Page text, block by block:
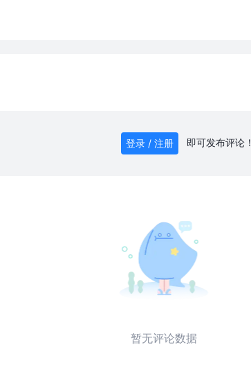
登录 / 注册 即可发布评论！
暂无评论数据